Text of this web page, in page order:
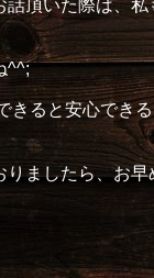
頂いた際は、
^^;
きると安心でき
ましたら、お